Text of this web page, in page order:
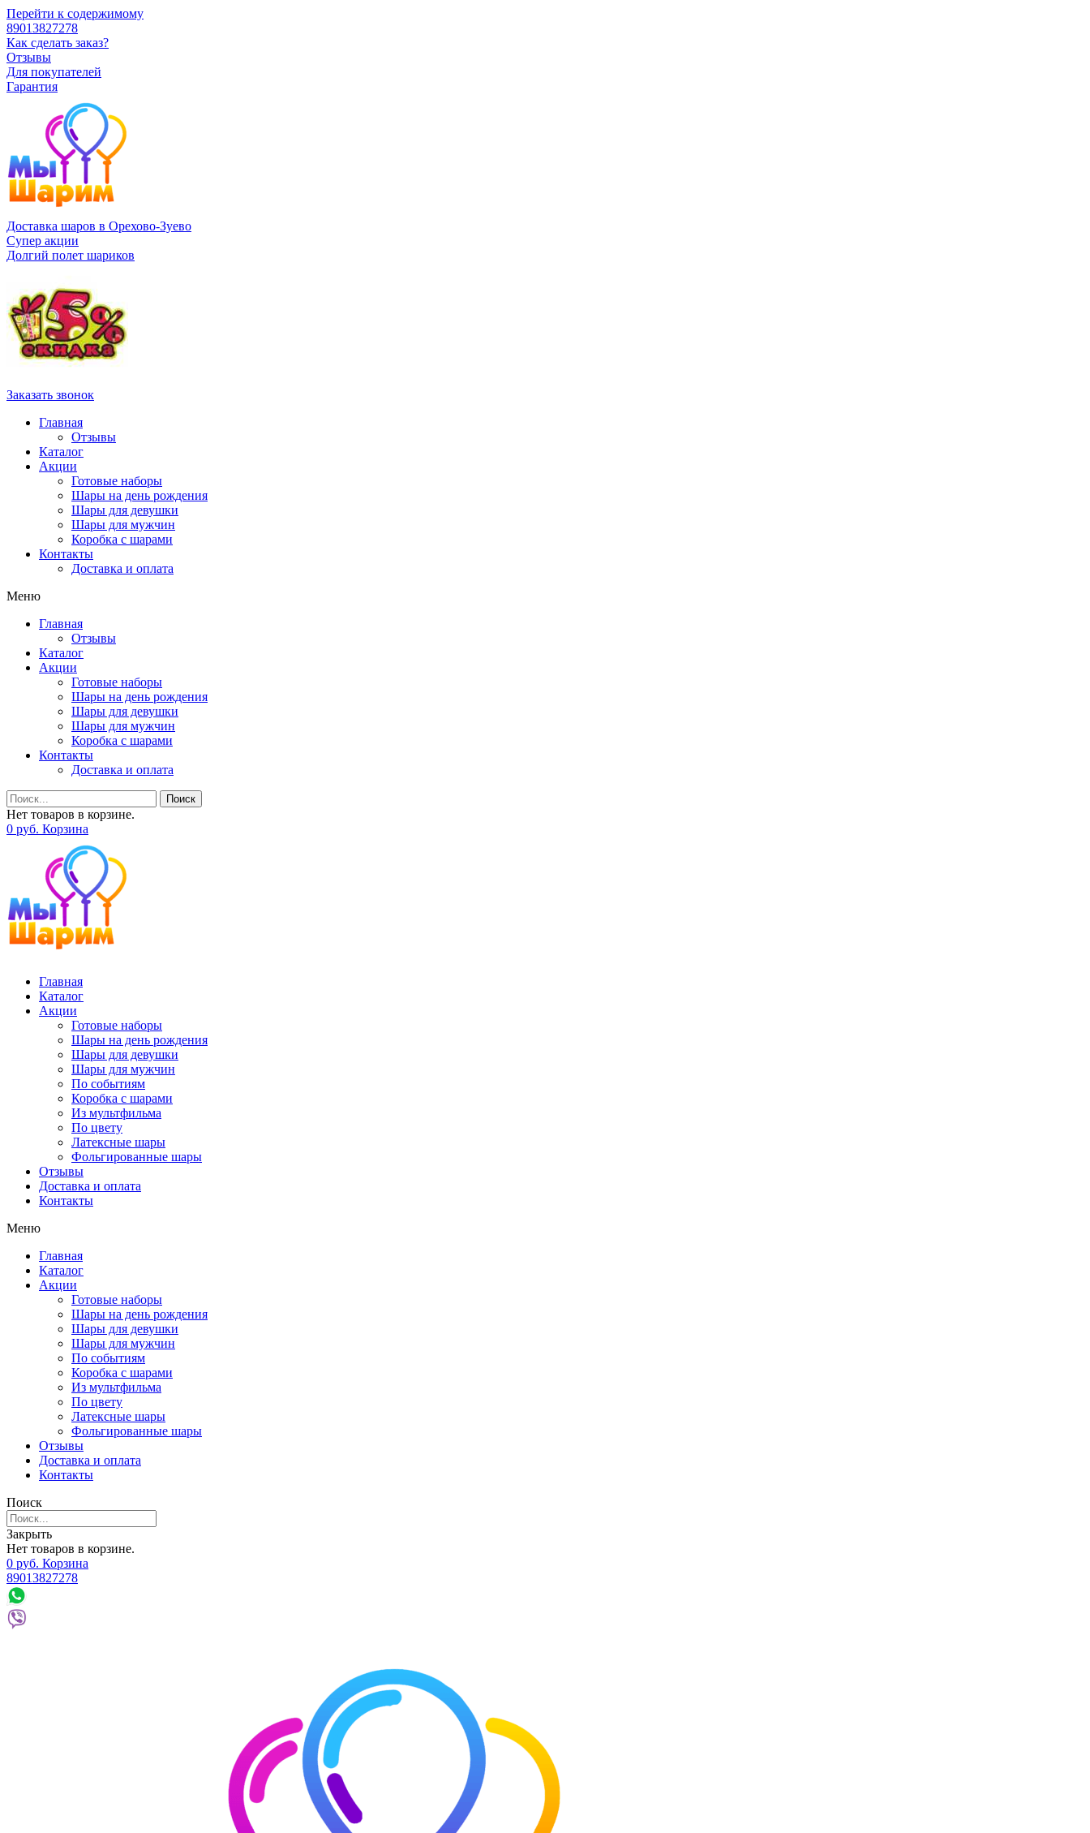
Перейти к содержимому
89013827278
Как сделать заказ?
Отзывы
Для покупателей
Гарантия
Доставка шаров в Орехово-Зуево
Супер акции
Долгий полет шариков
Заказать звонок
Главная
Отзывы
Каталог
Акции
Готовые наборы
Шары на день рождения
Шары для девушки
Шары для мужчин
Коробка с шарами
Контакты
Доставка и оплата
Меню
Главная
Отзывы
Каталог
Акции
Готовые наборы
Шары на день рождения
Шары для девушки
Шары для мужчин
Коробка с шарами
Контакты
Доставка и оплата
Поиск
Нет товаров в корзине.
0 руб. Корзина
Главная
Каталог
Акции
Готовые наборы
Шары на день рождения
Шары для девушки
Шары для мужчин
По событиям
Коробка с шарами
Из мультфильма
По цвету
Латексные шары
Фольгированные шары
Отзывы
Доставка и оплата
Контакты
Меню
Главная
Каталог
Акции
Готовые наборы
Шары на день рождения
Шары для девушки
Шары для мужчин
По событиям
Коробка с шарами
Из мультфильма
По цвету
Латексные шары
Фольгированные шары
Отзывы
Доставка и оплата
Контакты
Поиск
Закрыть
Нет товаров в корзине.
0 руб. Корзина
89013827278